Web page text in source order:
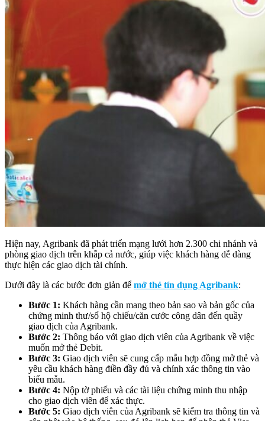
Hiện nay, Agribank đã phát triển mạng lưới hơn 2.300 chi nhánh và
phòng giao dịch trên khắp cả nước, giúp việc khách hàng dễ dàng
thực hiện các giao dịch tài chính.
Dưới đây là các bước đơn giản để mở thẻ tín dụng Agribank:
Bước 1: Khách hàng cần mang theo bản sao và bản gốc của
chứng minh thư/sổ hộ chiếu/căn cước công dân đến quầy
giao dịch của Agribank.
Bước 2: Thông báo với giao dịch viên của Agribank về việc
muốn mở thẻ Debit.
Bước 3: Giao dịch viên sẽ cung cấp mẫu hợp đồng mở thẻ và
yêu cầu khách hàng điền đầy đủ và chính xác thông tin vào
biểu mẫu.
Bước 4: Nộp tờ phiếu và các tài liệu chứng minh thu nhập
cho giao dịch viên để xác thực.
Bước 5: Giao dịch viên của Agribank sẽ kiểm tra thông tin và